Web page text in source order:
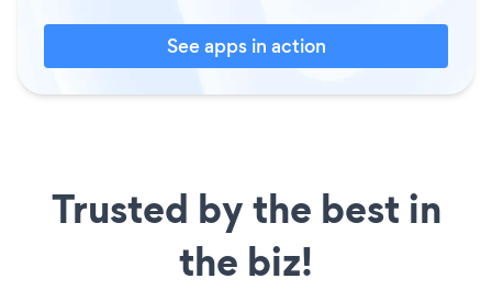
See apps in action
Trusted by the best in
the biz!